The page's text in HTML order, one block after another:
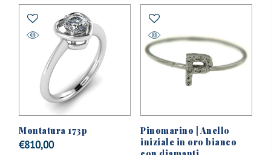
Montatura 173p
€810,00
Pinomarino | Anello
iniziale in oro bianco